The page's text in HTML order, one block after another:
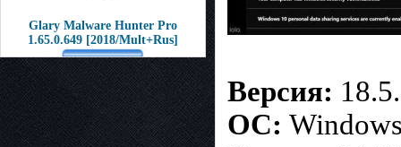
Glary Malware Hunter Pro
1.65.0.649 [2018/Mult+Rus]
Версия:
ОС: